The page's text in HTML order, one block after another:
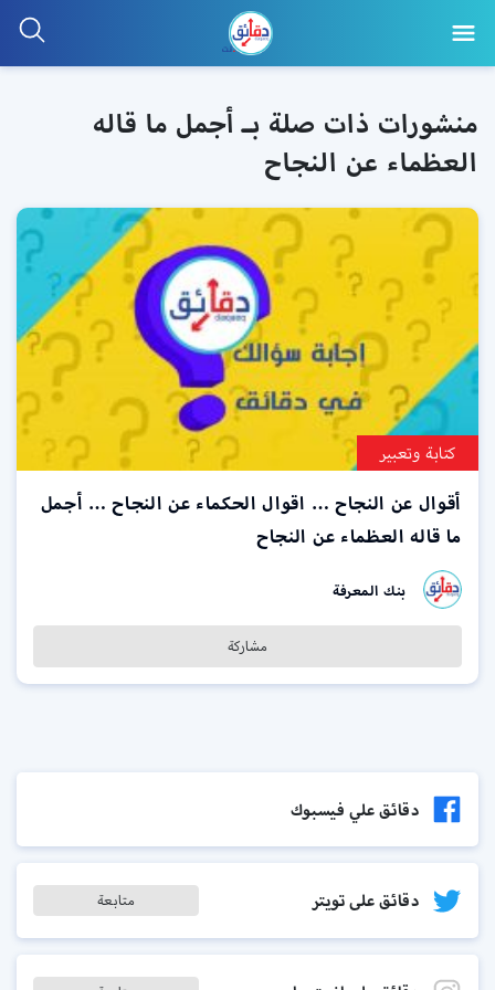
منشورات ذات صلة بـ أجمل ما قاله
العظماء عن النجاح
كتابة وتعبير
أقوال عن النجاح … اقوال الحكماء عن النجاح … أجمل
ما قاله العظماء عن النجاح
بنك المعرفة
مشاركة
دقائق علي فيسبوك
دقائق على تويتر متابعة